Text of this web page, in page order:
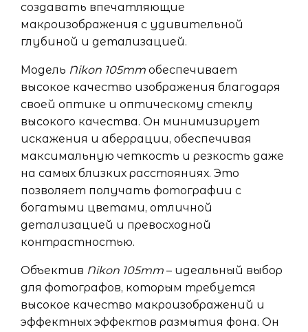
создавать впечатляющие
макроизображения с удивительной
глубиной и детализацией.
Модель Nikon 105mm обеспечивает
высокое качество изображения благодаря
своей оптике и оптическому стеклу
высокого качества. Он минимизирует
искажения и аберрации, обеспечивая
максимальную четкость и резкость даже
на самых близких расстояниях. Это
позволяет получать фотографии с
богатыми цветами, отличной
детализацией и превосходной
контрастностью.
Объектив Nikon 105mm – идеальный выбор
для фотографов, которым требуется
высокое качество макроизображений и
эффектных эффектов размытия фона. Он